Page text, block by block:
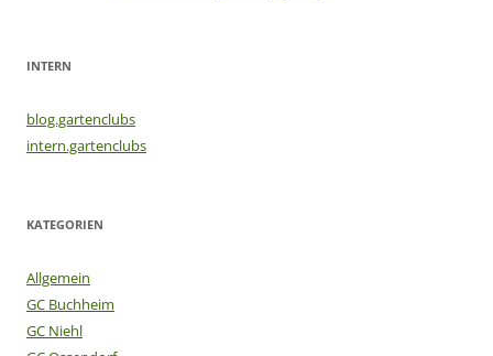
INTERN
blog.gartenclubs
intern.gartenclubs
KATEGORIEN
Allgemein
GC Buchheim
GC Niehl